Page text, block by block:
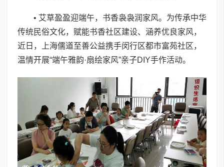
• 艾草盈盈迎端午，书香袅袅润家风。为传承中华
传统民俗文化，赋能书香社区建设、涵养优良家风，
近日，上海儒道至善公益携手闵行区都市富苑社区，
温情开展“端午雅韵·扇绘家风”亲子DIY手作活动。